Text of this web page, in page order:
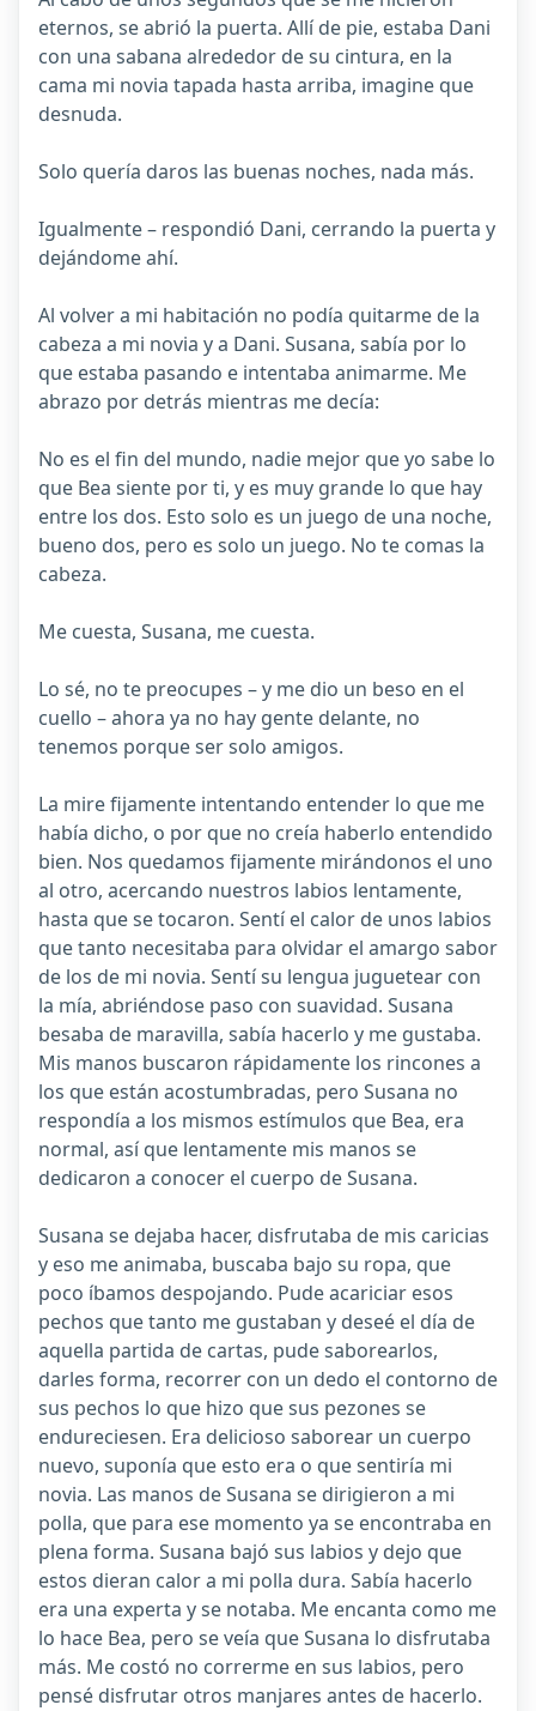
eternos, se abrió la puerta. Allí de pie, estaba Dani
con una sabana alrededor de su cintura, en la
cama mi novia tapada hasta arriba, imagine que
desnuda.
Solo quería daros las buenas noches, nada más.
Igualmente – respondió Dani, cerrando la puerta y
dejándome ahí.
Al volver a mi habitación no podía quitarme de la
cabeza a mi novia y a Dani. Susana, sabía por lo
que estaba pasando e intentaba animarme. Me
abrazo por detrás mientras me decía:
No es el fin del mundo, nadie mejor que yo sabe lo
que Bea siente por ti, y es muy grande lo que hay
entre los dos. Esto solo es un juego de una noche,
bueno dos, pero es solo un juego. No te comas la
cabeza.
Me cuesta, Susana, me cuesta.
Lo sé, no te preocupes – y me dio un beso en el
cuello – ahora ya no hay gente delante, no
tenemos porque ser solo amigos.
La mire fijamente intentando entender lo que me
había dicho, o por que no creía haberlo entendido
bien. Nos quedamos fijamente mirándonos el uno
al otro, acercando nuestros labios lentamente,
hasta que se tocaron. Sentí el calor de unos labios
que tanto necesitaba para olvidar el amargo sabor
de los de mi novia. Sentí su lengua juguetear con
la mía, abriéndose paso con suavidad. Susana
besaba de maravilla, sabía hacerlo y me gustaba.
Mis manos buscaron rápidamente los rincones a
los que están acostumbradas, pero Susana no
respondía a los mismos estímulos que Bea, era
normal, así que lentamente mis manos se
dedicaron a conocer el cuerpo de Susana.
Susana se dejaba hacer, disfrutaba de mis caricias
y eso me animaba, buscaba bajo su ropa, que
poco íbamos despojando. Pude acariciar esos
pechos que tanto me gustaban y deseé el día de
aquella partida de cartas, pude saborearlos,
darles forma, recorrer con un dedo el contorno de
sus pechos lo que hizo que sus pezones se
endureciesen. Era delicioso saborear un cuerpo
nuevo, suponía que esto era o que sentiría mi
novia. Las manos de Susana se dirigieron a mi
polla, que para ese momento ya se encontraba en
plena forma. Susana bajó sus labios y dejo que
estos dieran calor a mi polla dura. Sabía hacerlo
era una experta y se notaba. Me encanta como me
lo hace Bea, pero se veía que Susana lo disfrutaba
más. Me costó no correrme en sus labios, pero
pensé disfrutar otros manjares antes de hacerlo.